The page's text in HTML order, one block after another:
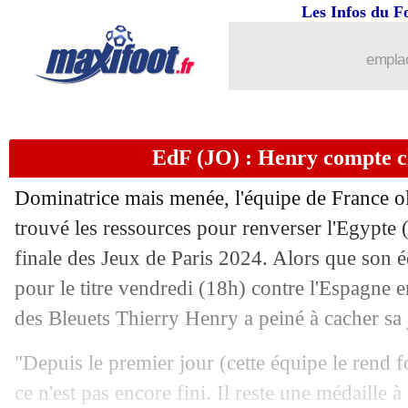
Les Infos du
EdF (JO) : Henry compte
Dominatrice mais menée, l'équipe de France
trouvé les ressources pour renverser
finale des Jeux de Paris 2024. Alors que son
pour le titre vendredi (18h) contre l'Espagne
des Bleuets Thierry Henry a peiné à cacher
"Depuis le premier jour (cette équipe le rend
ce n'est pas encore fini. Il reste une médaille
: Lille, Mourinho évacue
06/08 Bayern: Kimmich a annoncé sa
: Nico Williams, le gros indice
06/08 Porto: la Juve s'active pour Galeno
06/08 Chelsea : fin de la piste Osimhen ?
06/08 EdF : Henry après Deschamps,
06/08 Atletico: Alvarez, c'est 95 M€ !